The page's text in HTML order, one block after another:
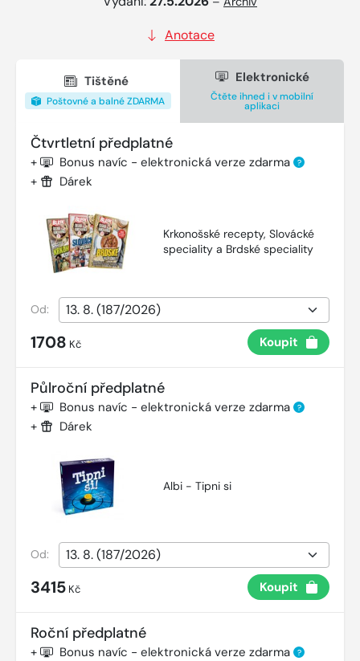
Anotace
Tištěné
Poštovné a balné ZDARMA
Elektronické
Čtěte ihned i v mobilní
aplikaci
Čtvrtletní předplatné
+ Bonus navíc - elektronická verze zdarma ?
+ Dárek
Krkonošské recepty, Slovácké
speciality a Brdské speciality
Od:
1708 Kč Koupit
Půlroční předplatné
+ Bonus navíc - elektronická verze zdarma ?
+ Dárek
Albi - Tipni si
Od:
3415 Kč Koupit
Roční předplatné
+ Bonus navíc - elektronická verze zdarma ?